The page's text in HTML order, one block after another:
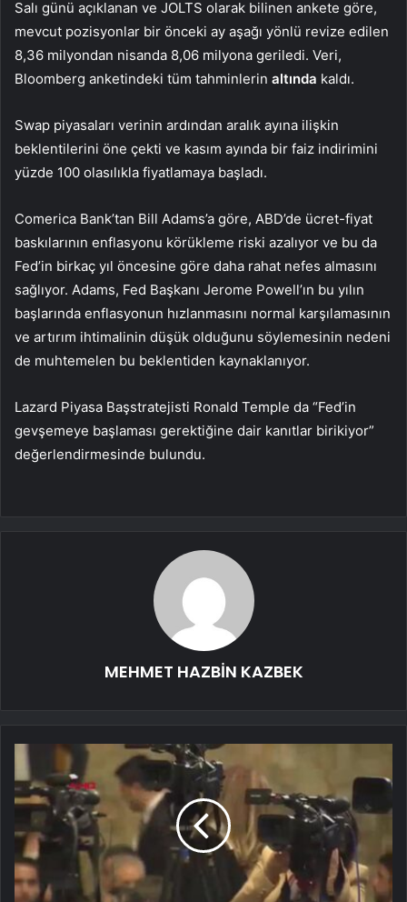
Salı günü açıklanan ve JOLTS olarak bilinen ankete göre,
mevcut pozisyonlar bir önceki ay aşağı yönlü revize edilen
8,36 milyondan nisanda 8,06 milyona geriledi. Veri,
Bloomberg anketindeki tüm tahminlerin altında kaldı.
Swap piyasaları verinin ardından aralık ayına ilişkin
beklentilerini öne çekti ve kasım ayında bir faiz indirimini
yüzde 100 olasılıkla fiyatlamaya başladı.
Comerica Bank’tan Bill Adams’a göre, ABD’de ücret-fiyat
baskılarının enflasyonu körükleme riski azalıyor ve bu da
Fed’in birkaç yıl öncesine göre daha rahat nefes almasını
sağlıyor. Adams, Fed Başkanı Jerome Powell’ın bu yılın
başlarında enflasyonun hızlanmasını normal karşılamasının
ve artırım ihtimalinin düşük olduğunu söylemesinin nedeni
de muhtemelen bu beklentiden kaynaklanıyor.
Lazard Piyasa Başstratejisti Ronald Temple da “Fed’in
gevşemeye başlaması gerektiğine dair kanıtlar birikiyor”
değerlendirmesinde bulundu.
MEHMET HAZBİN KAZBEK